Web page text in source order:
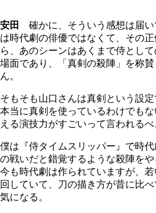
安田
確かに、そういう感想は届い
は時代劇の俳優ではなくて、その
ら、あのシーンはあくまで侍とし
場面であり、「真剣の殺陣」を称
ん。
そもそも山口さんは真剣という設定
本当に真剣を使っているわけでも
える演技力がすごいって言われるべ
僕は『侍タイムスリッパー』で時
の戦いだと錯覚するような殺陣をや
今も時代劇は作られていますが、
回していて、刀の描き方が昔に比
気になる。